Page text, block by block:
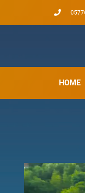
HOME